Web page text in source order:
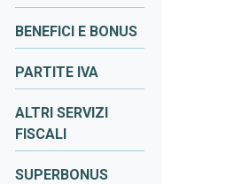
BENEFICI E BONUS
PARTITE IVA
ALTRI SERVIZI
FISCALI
SUPERBONUS